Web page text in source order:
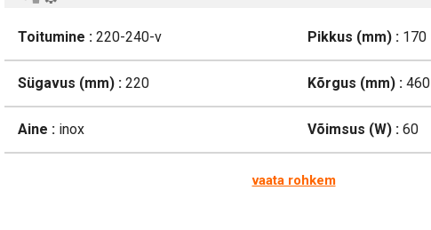
Toitumine : 220-240-v Pikkus (mm) :170
Sügavus (mm) : 220 Kõrgus (mm) :460
Aine : inox Võimsus (W) :60
vaata rohkem